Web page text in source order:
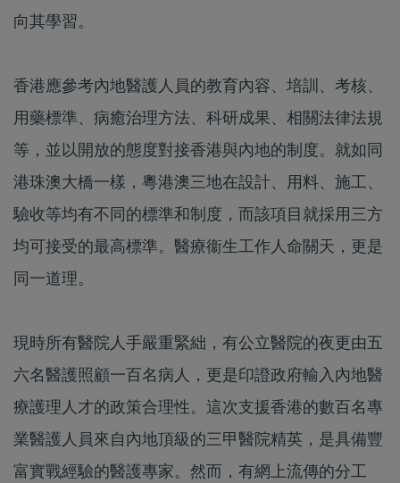
向其學習。
香港應參考內地醫護人員的教育內容、培訓、考核、
用藥標準、病癒治理方法、科研成果、相關法律法規
等，並以開放的態度對接香港與內地的制度。就如同
港珠澳大橋一樣，粵港澳三地在設計、用料、施工、
驗收等均有不同的標準和制度，而該項目就採用三方
均可接受的最高標準。醫療衞生工作人命關天，更是
同一道理。
現時所有醫院人手嚴重緊絀，有公立醫院的夜更由五
六名醫護照顧一百名病人，更是印證政府輸入內地醫
療護理人才的政策合理性。這次支援香港的數百名專
業醫護人員來自內地頂級的三甲醫院精英，是具備豐
富實戰經驗的醫護專家。然而，有網上流傳的分工